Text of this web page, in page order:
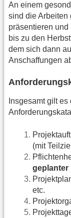
An einem
sind die Arbeiten
präsentieren
bis zu den
dem sich dann
Anschaffungen
Insgesamt gilt
(mit
geplanter
etc.